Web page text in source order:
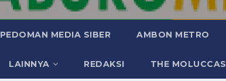
PEDOMAN MEDIA SIBER AMBON METRO
LAINNYA REDAKSI THE MOLUCCAS